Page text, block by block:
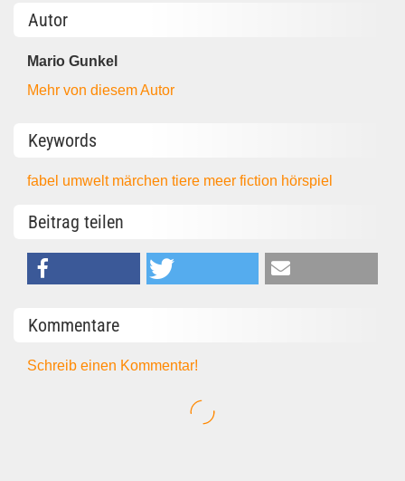
Autor
Mario Gunkel
Mehr von diesem Autor
Keywords
fabel umwelt märchentiere meerfiction hörspiel
Beitrag teilen
Kommentare
Schreib einen Kommentar!